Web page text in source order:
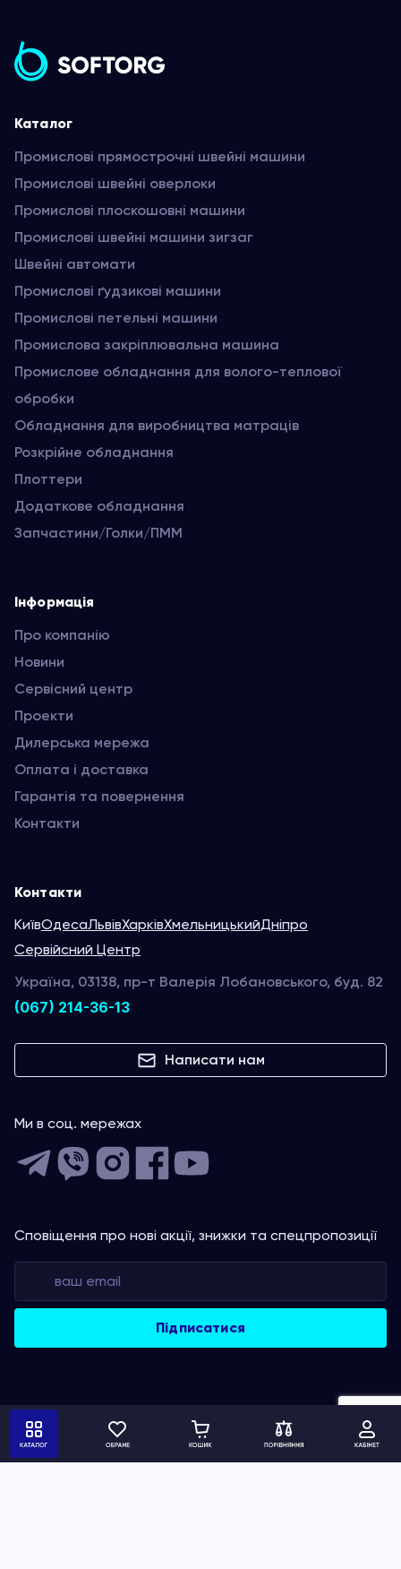
Каталог
Промислові прямострочні швейні машини
Промислові швейні оверлоки
Промислові плоскошовні машини
Промислові швейні машини зигзаг
Швейні автомати
Промислові ґудзикові машини
Промислові петельні машини
Промислова закріплювальна машина
Промислове обладнання для волого-теплової
обробки
Обладнання для виробництва матраців
Розкрійне обладнання
Плоттери
Додаткове обладнання
Запчастини/Голки/ПММ
Інформація
Про компанію
Новини
Сервісний центр
Проекти
Дилерська мережа
Оплата і доставка
Гарантія та повернення
Контакти
Контакти
КиївОдесаЛьвівХарківХмельницькийДніпро
Сервійсний Центр
Україна, 03138, пр-т Валерія Лобановського, буд. 82
(067) 214-36-13
Написати нам
Ми в соц. мережах
Сповіщення про нові акції, знижки та спецпропозиції